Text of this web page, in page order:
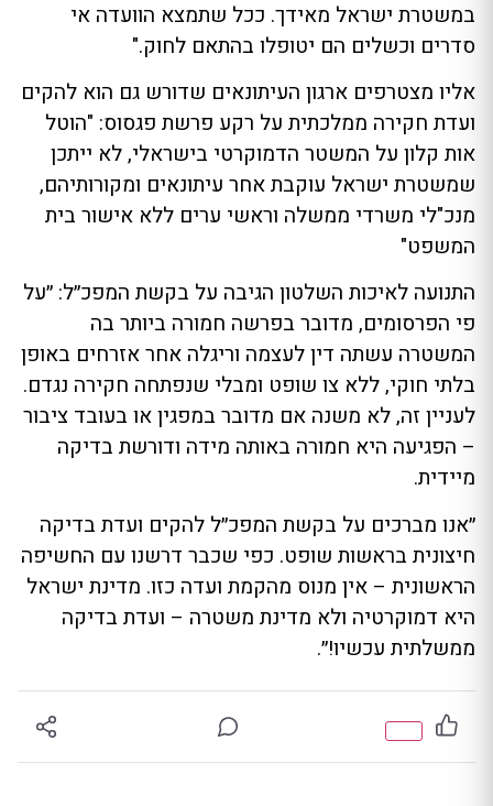
במשטרת ישראל מאידך. ככל שתמצא הוועדה אי
סדרים וכשלים הם יטופלו בהתאם לחוק."
אליו מצטרפים ארגון העיתונאים שדורש גם הוא להקים
ועדת חקירה ממלכתית על רקע פרשת פגסוס: "הוטל
אות קלון על המשטר הדמוקרטי בישראלי, לא ייתכן
שמשטרת ישראל עוקבת אחר עיתונאים ומקורותיהם,
מנכ"לי משרדי ממשלה וראשי ערים ללא אישור בית
המשפט"
התנועה לאיכות השלטון הגיבה על בקשת המפכ״ל: ״על
פי הפרסומים, מדובר בפרשה חמורה ביותר בה
המשטרה עשתה דין לעצמה וריגלה אחר אזרחים באופן
בלתי חוקי, ללא צו שופט ומבלי שנפתחה חקירה נגדם.
לעניין זה, לא משנה אם מדובר במפגין או בעובד ציבור
– הפגיעה היא חמורה באותה מידה ודורשת בדיקה
מיידית.
״אנו מברכים על בקשת המפכ״ל להקים ועדת בדיקה
חיצונית בראשות שופט. כפי שכבר דרשנו עם החשיפה
הראשונית – אין מנוס מהקמת ועדה כזו. מדינת ישראל
היא דמוקרטיה ולא מדינת משטרה – ועדת בדיקה
ממשלתית עכשיו!״.